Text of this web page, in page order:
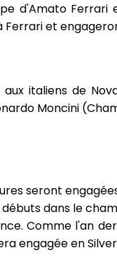
d'Amato Ferrari
Ferrari et
italiens de
Moncini
seront
débuts dans le
Comme l'an
engagée en